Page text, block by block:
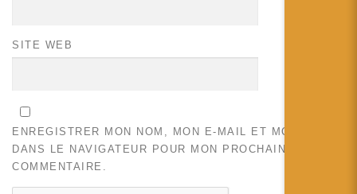
SITE WEB
ENREGISTRER MON NOM, MON E-MAIL ET MON SITE
DANS LE NAVIGATEUR POUR MON PROCHAIN
COMMENTAIRE.